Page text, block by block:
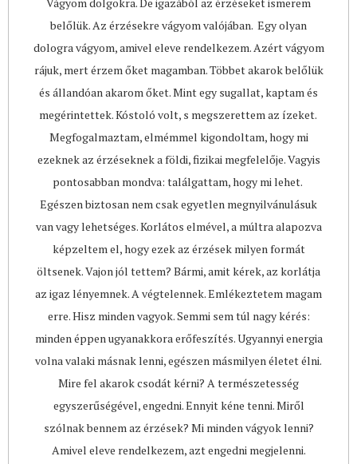
belőlük. Az érzésekre vágyom valójában. Egy olyan
dologra vágyom, amivel eleve rendelkezem. Azért vágyom
rájuk, mert érzem őket magamban. Többet akarok belőlük
és állandóan akarom őket. Mint egy sugallat, kaptam és
megérintettek. Kóstoló volt, s megszerettem az ízeket.
Megfogalmaztam, elmémmel kigondoltam, hogy mi
ezeknek az érzéseknek a földi, fizikai megfelelője. Vagyis
pontosabban mondva: találgattam, hogy mi lehet.
Egészen biztosan nem csak egyetlen megnyilvánulásuk
van vagy lehetséges. Korlátos elmével, a múltra alapozva
képzeltem el, hogy ezek az érzések milyen formát
öltsenek. Vajon jól tettem? Bármi, amit kérek, az korlátja
az igaz lényemnek. A végtelennek. Emlékeztetem magam
erre. Hisz minden vagyok. Semmi sem túl nagy kérés:
minden éppen ugyanakkora erőfeszítés. Ugyannyi energia
volna valaki másnak lenni, egészen másmilyen életet élni.
Mire fel akarok csodát kérni? A természetesség
egyszerűségével, engedni. Ennyit kéne tenni. Miről
szólnak bennem az érzések? Mi minden vágyok lenni?
Amivel eleve rendelkezem, azt engedni megjelenni.